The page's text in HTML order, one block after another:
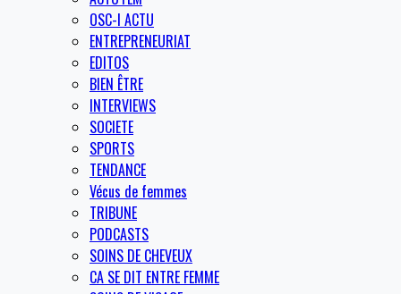
OSC-I ACTU
ENTREPRENEURIAT
EDITOS
BIEN ÊTRE
INTERVIEWS
SOCIETE
SPORTS
TENDANCE
Vécus de femmes
TRIBUNE
PODCASTS
SOINS DE CHEVEUX
CA SE DIT ENTRE FEMME